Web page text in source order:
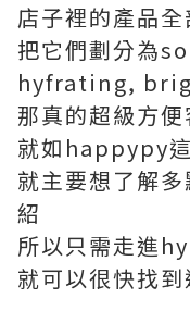
店子裡的產品
把它們劃分為
hyfrating,
那真的超級方
就如happypy
就主要想了解
紹
所以只需走進
就可以很快找